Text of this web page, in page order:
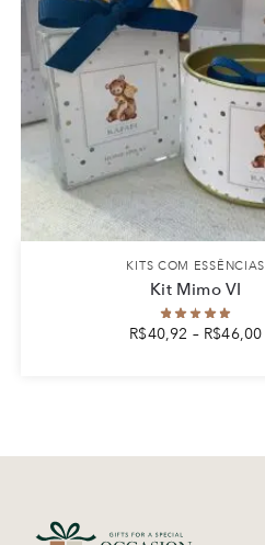
KITS COM ESSÊNCIAS
Kit Mimo VI
R$40,92 – R$46,00